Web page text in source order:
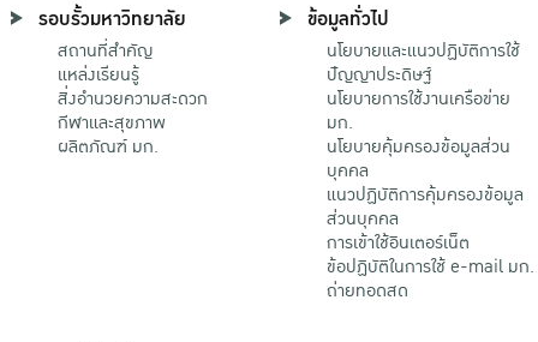
รอบรั้วมหาวิทยาลัย
สถานที่สำคัญ
แหล่งเรียนรู้
สิ่งอำนวยความสะดวก
กีฬาและสุขภาพ
ผลิตภัณฑ์ มก.
ข้อมูลทั่วไป
นโยบายและแนวปฏิบัติการใช้
ปัญญาประดิษฐ์
นโยบายการใช้งานเครือข่าย
มก.
นโยบายคุ้มครองข้อมูลส่วน
บุคคล
แนวปฏิบัติการคุ้มครองข้อมูล
ส่วนบุคคล
การเข้าใช้อินเตอร์เน็ต
ข้อปฏิบัติในการใช้ e-mail มก.
ถ่ายทอดสด